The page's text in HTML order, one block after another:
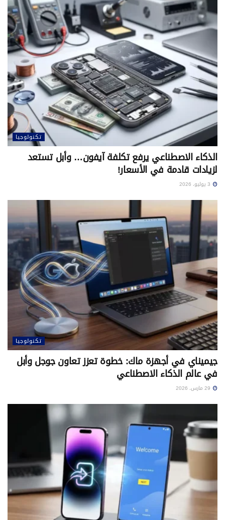
تكنولوجيا
الذكاء الاصطناعي يرفع تكلفة آيفون… وأبل تستعد
لزيادات قادمة في الأسعار!
تكنولوجيا
جيميناي في أجهزة ماك: خطوة تعزز تعاون جوجل وأبل
في عالم الذكاء الاصطناعي